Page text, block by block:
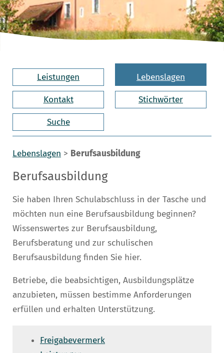
Leistungen Lebenslagen
Kontakt Stichwörter
Suche
Lebenslagen > Berufsausbildung
Berufsausbildung
Sie haben Ihren Schulabschluss in der Tasche und
möchten nun eine Berufsausbildung beginnen?
Wissenswertes zur Berufsausbildung,
Berufsberatung und zur schulischen
Berufsausbildung finden Sie hier.
Betriebe, die beabsichtigen, Ausbildungsplätze
anzubieten, müssen bestimme Anforderungen
erfüllen und erhalten Unterstützung.
Freigabevermerk